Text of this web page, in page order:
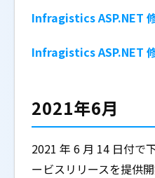
Infragistics ASP.NET
Infragistics ASP.NET
2021年6月
2021 年 6 月 14 日付で
ービスリリースを提供